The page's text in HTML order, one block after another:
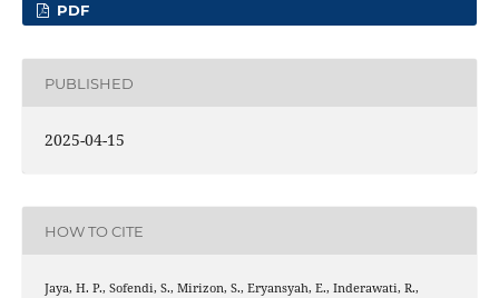
PDF
PUBLISHED
2025-04-15
HOW TO CITE
Jaya, H. P., Sofendi, S., Mirizon, S., Eryansyah, E., Inderawati, R.,